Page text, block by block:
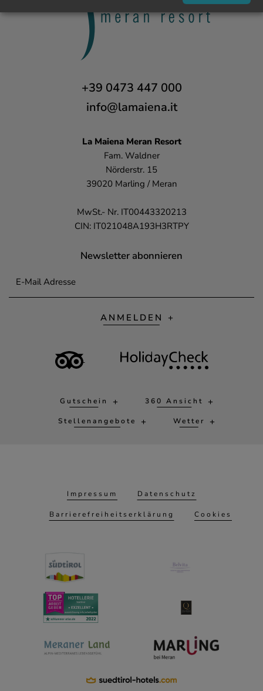
+39 0473 447 000
info@lamaiena.it
La MaienaMeran Resort
Fam. Waldner
Nörderstr. 15
39020 Marling / Meran
MwSt.- Nr. IT00443320213
CIN: IT021048A193H3RTPY
Newsletter abonnieren
E-Mail Adresse
ANMELDEN
Gutschein 360 Ansicht
Stellenangebote Wetter
Impressum Datenschutz
Barrierefreiheitserklärung Cookies